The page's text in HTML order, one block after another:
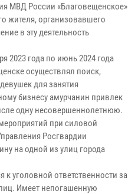
МВД России «Благовещенское»
жителя, организовавшего
в эту деятельность
2023 года по июнь 2024 года
осуществлял поиск,
для занятия
бизнесу амурчанин привлек
одну несовершеннолетнюю.
при силовой
Росгвардии
на одной из улиц города
уголовной ответственности за
Имеет непогашенную